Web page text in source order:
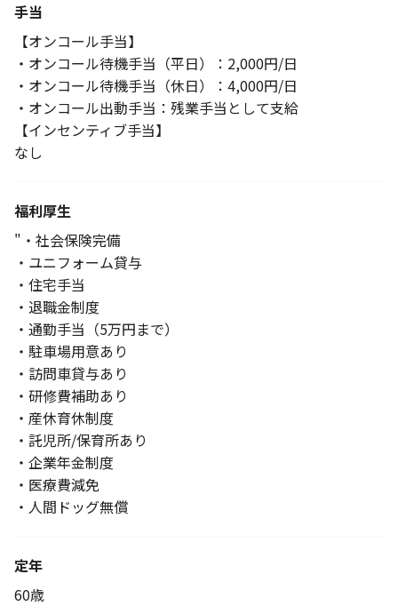
手当
【オンコール手当】
・オンコール待機手当（平日）：2,000円/日
・オンコール待機手当（休日）：4,000円/日
・オンコール出動手当：残業手当として支給
【インセンティブ手当】
なし
福利厚生
"・社会保険完備
・ユニフォーム貸与
・住宅手当
・退職金制度
・通勤手当（5万円まで）
・駐車場用意あり
・訪問車貸与あり
・研修費補助あり
・産休育休制度
・託児所/保育所あり
・企業年金制度
・医療費減免
・人間ドッグ無償
定年
60歳